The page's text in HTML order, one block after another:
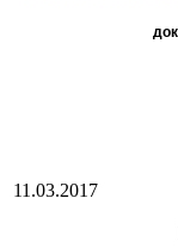
11.03.2017